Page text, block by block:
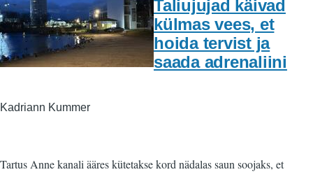
Taliujujad käivad
külmas vees, et
hoida tervist ja
saada adrenaliini
Kadriann Kummer
Tartus Anne kanali ääres kütetakse kord nädalas saun soojaks, et